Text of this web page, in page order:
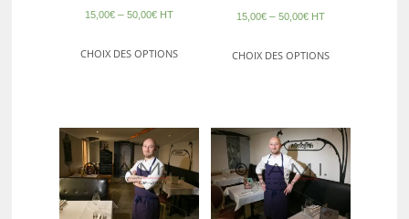
15,00€ –50,00€ HT
CHOIX DES OPTIONS
15,00€– 50,00€ HT
CHOIX DES OPTIONS